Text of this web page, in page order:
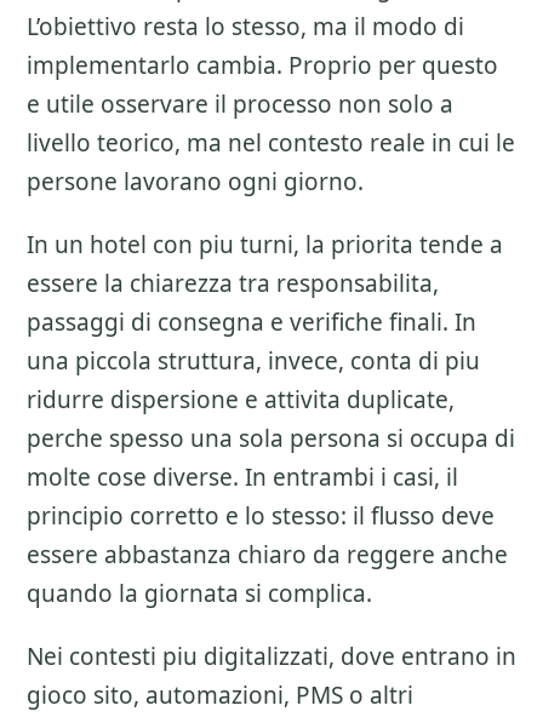
L’obiettivo resta lo stesso, ma il modo di
implementarlo cambia. Proprio per questo
e utile osservare il processo non solo a
livello teorico, ma nel contesto reale in cui le
persone lavorano ogni giorno.
In un hotel con piu turni, la priorita tende a
essere la chiarezza tra responsabilita,
passaggi di consegna e verifiche finali. In
una piccola struttura, invece, conta di piu
ridurre dispersione e attivita duplicate,
perche spesso una sola persona si occupa di
molte cose diverse. In entrambi i casi, il
principio corretto e lo stesso: il flusso deve
essere abbastanza chiaro da reggere anche
quando la giornata si complica.
Nei contesti piu digitalizzati, dove entrano in
gioco sito, automazioni, PMS o altri